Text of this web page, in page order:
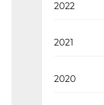
2022
2021
2020